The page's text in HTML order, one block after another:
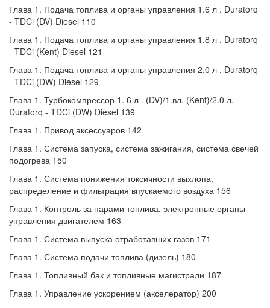
Глава 1. Подача топлива и органы управления 1.6 л . Duratorq
- TDCi (DV) Diesel 110
Глава 1. Подача топлива и органы управления 1.8 л . Duratorq
- TDCi (Kent) Diesel 121
Глава 1. Подача топлива и органы управления 2.0 л . Duratorq
- TDCi (DW) Diesel 129
Глава 1. Турбокомпрессор 1. 6 л . (DV)/1.вл. (Kent)/2.0 л.
Duratorq - TDCi (DW) Diesel 139
Глава 1. Привод аксессуаров 142
Глава 1. Система запуска, система зажигания, система свечей
подогрева 150
Глава 1. Система понижения токсичности выхлопа,
распределение и фильтрация впускаемого воздуха 156
Глава 1. Контроль за парами топлива, электронные органы
управления двигателем 163
Глава 1. Система выпуска отработавших газов 171
Глава 1. Система подачи топлива (дизель) 180
Глава 1. Топливный бак и топливные магистрали 187
Глава 1. Управление ускорением (акселератор) 200